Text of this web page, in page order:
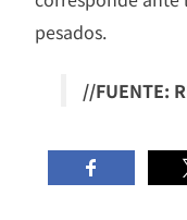
pesados.
//FUENTE: